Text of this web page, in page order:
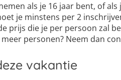
als je 16 jaar bent, of
je minstens per 2
prijs die je per persoon zal
personen? Neem dan
vakantie